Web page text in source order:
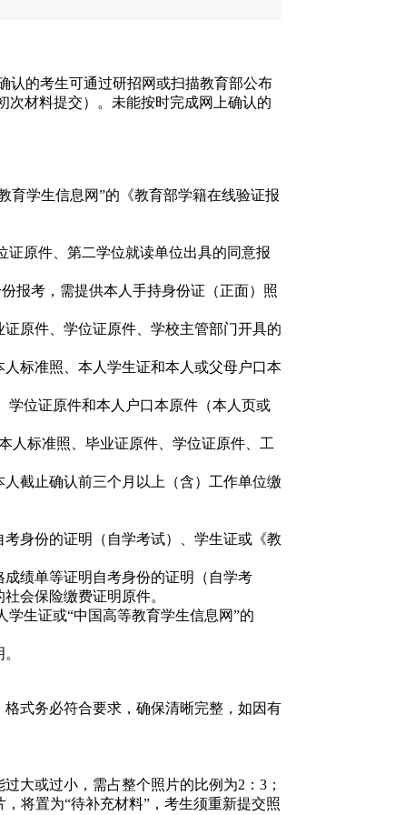
认的考生可通过研招网或扫描教育部公布
次材料提交）。未能按时完成网上确认的
育学生信息网”的《教育部学籍在线验证报
证原件、第二学位就读单位出具的同意报
报考，需提供本人手持身份证（正面）照
原件、学位证原件、学校主管部门开具的
标准照、本人学生证和本人或父母户口本
学位证原件和本人户口本原件（本人页或
人标准照、毕业证原件、学位证原件、工
截止确认前三个月以上（含）工作单位缴
身份的证明（自学考试）、学生证或《教
绩单等证明自考身份的证明（自学考
会保险缴费证明原件。
生证或“中国高等教育学生信息网”的
式务必符合要求，确保清晰完整，如因有
大或过小，需占整个照片的比例为2：3；
将置为“待补充材料”，考生须重新提交照